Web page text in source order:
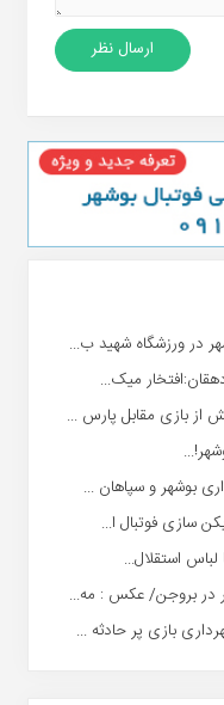
در ورزشگاه شهید ب...
میک...
از بازی مقابل پارس ...
بوشهر و سپاهان ...
سازی فوتبال ا...
استقلال...
در بروجن/ عکس : مه...
بازی پر حادثه ...